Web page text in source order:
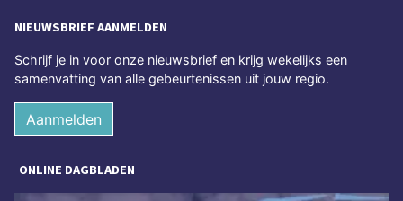
NIEUWSBRIEF AANMELDEN
Schrijf je in voor onze nieuwsbrief en krijg wekelijks een
samenvatting van alle gebeurtenissen uit jouw regio.
Aanmelden
ONLINE DAGBLADEN